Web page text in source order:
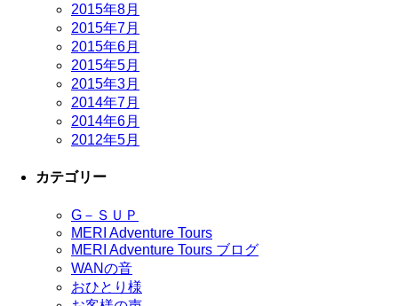
2015年8月
2015年7月
2015年6月
2015年5月
2015年3月
2014年7月
2014年6月
2012年5月
カテゴリー
G－ＳＵＰ
MERI Adventure Tours
MERI Adventure Tours ブログ
WANの音
おひとり様